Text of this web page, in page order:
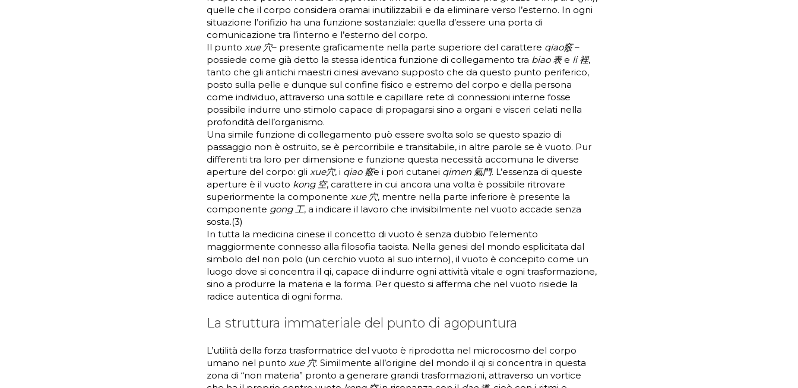
quelle che il corpo considera oramai inutilizzabili e da eliminare verso l’esterno. In ogni
situazione l’orifizio ha una funzione sostanziale: quella d’essere una porta di
comunicazione tra l’interno e l’esterno del corpo.
Il punto xue 穴– presente graficamente nella parte superiore del carattere qiao竅–
possiede come già detto la stessa identica funzione di collegamento tra biao 表 e li 裡,
tanto che gli antichi maestri cinesi avevano supposto che da questo punto periferico,
posto sulla pelle e dunque sul confine fisico e estremo del corpo e della persona
come individuo, attraverso una sottile e capillare rete di connessioni interne fosse
possibile indurre uno stimolo capace di propagarsi sino a organi e visceri celati nella
profondità dell’organismo.
Una simile funzione di collegamento può essere svolta solo se questo spazio di
passaggio non è ostruito, se è percorribile e transitabile, in altre parole se è vuoto. Pur
differenti tra loro per dimensione e funzione questa necessità accomuna le diverse
aperture del corpo: gli xue穴, i qiao 竅e i pori cutanei qimen 氣門. L’essenza di queste
aperture è il vuoto kong 空, carattere in cui ancora una volta è possibile ritrovare
superiormente la componente xue 穴, mentre nella parte inferiore è presente la
componente gong 工, a indicare il lavoro che invisibilmente nel vuoto accade senza
sosta.(3)
In tutta la medicina cinese il concetto di vuoto è senza dubbio l’elemento
maggiormente connesso alla filosofia taoista. Nella genesi del mondo esplicitata dal
simbolo del non polo (un cerchio vuoto al suo interno), il vuoto è concepito come un
luogo dove si concentra il qi, capace di indurre ogni attività vitale e ogni trasformazione,
sino a produrre la materia e la forma. Per questo si afferma che nel vuoto risiede la
radice autentica di ogni forma.
La struttura immateriale del punto di agopuntura
L’utilità della forza trasformatrice del vuoto è riprodotta nel microcosmo del corpo
umano nel punto xue 穴. Similmente all’origine del mondo il qi si concentra in questa
zona di “non materia” pronto a generare grandi trasformazioni, attraverso un vortice